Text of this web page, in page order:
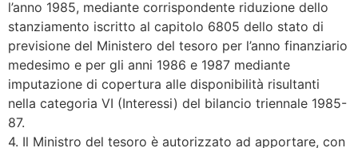
l’anno 1985, mediante corrispondente riduzione dello
stanziamento iscritto al capitolo 6805 dello stato di
previsione del Ministero del tesoro per l’anno finanziario
medesimo e per gli anni 1986 e 1987 mediante
imputazione di copertura alle disponibilità risultanti
nella categoria VI (Interessi) del bilancio triennale 1985-
87.
4. Il Ministro del tesoro è autorizzato ad apportare, con